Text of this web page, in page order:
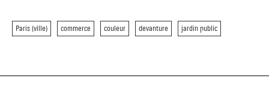
Paris (ville) commerce couleur devanture jardin public